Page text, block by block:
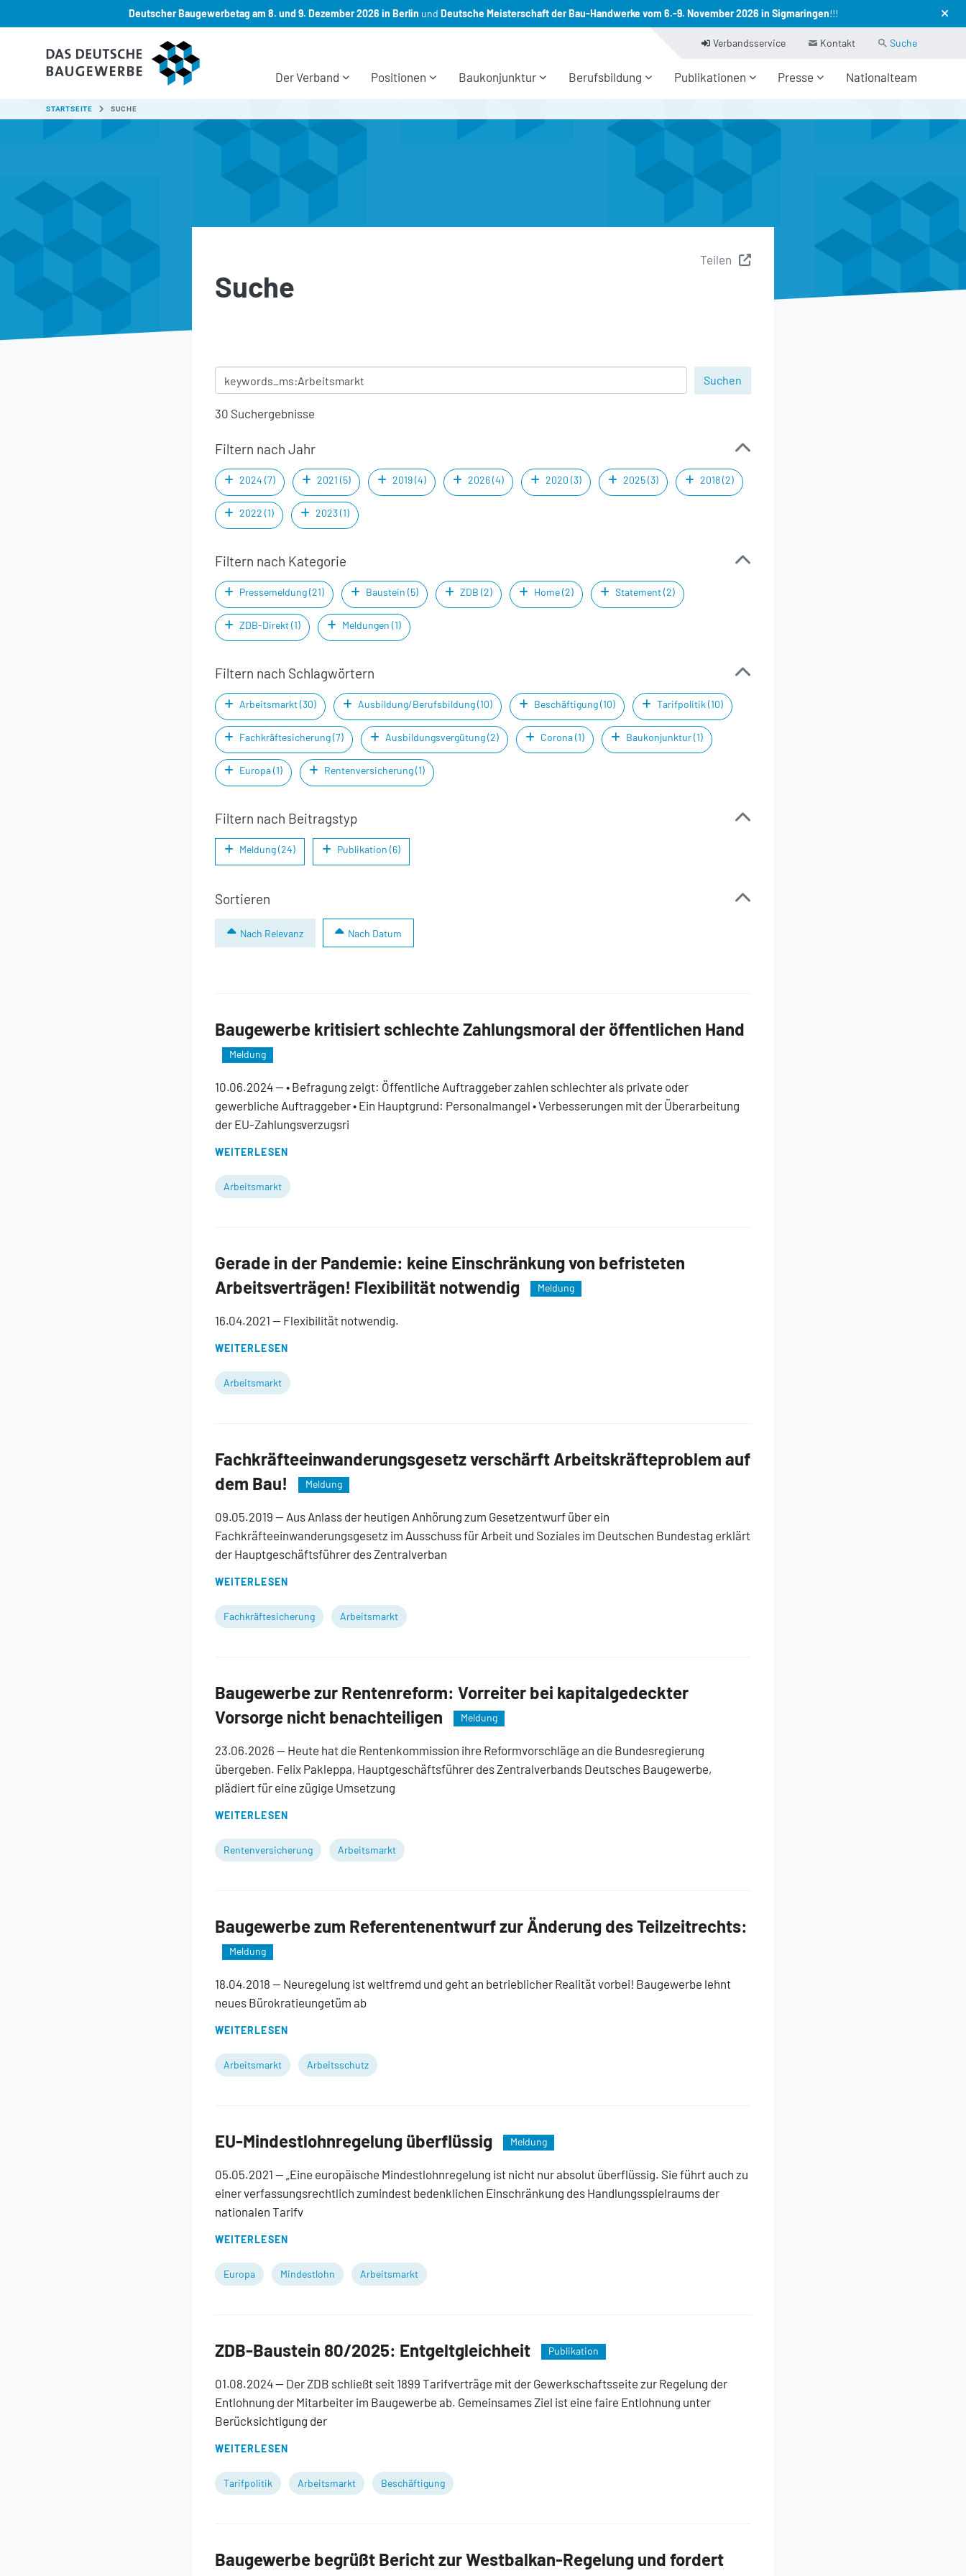
Deutscher Baugewerbetag am 8. und 9. Dezember 2026 in Berlin und Deutsche Meisterschaft der Bau-Handwerke vom 6.-9. November 2026 in Sigmaringen!!!
Der Verband Positionen Baukonjunktur Berufsbildung Publikationen Presse Nationalteam
Verbandsservice Kontakt Suche(current)
SIE SIND HIER:
STARTSEITE SUCHE
Teilen
Suche
30 Suchergebnisse
Filtern nach Jahr
2024 (7) 2021 (5) 2019 (4) 2026 (4) 2020 (3) 2025 (3) 2018 (2)
2022 (1) 2023 (1)
Filtern nach Kategorie
Pressemeldung (21) Baustein (5) ZDB (2) Home (2) Statement (2)
ZDB-Direkt (1) Meldungen (1)
Filtern nach Schlagwörtern
Arbeitsmarkt (30) Ausbildung/Berufsbildung (10) Beschäftigung (10) Tarifpolitik (10)
Fachkräftesicherung (7) Ausbildungsvergütung (2) Corona (1) Baukonjunktur (1)
Europa (1) Rentenversicherung (1)
Filtern nach Beitragstyp
Meldung (24) Publikation (6)
Sortieren
Nach Relevanz Nach Datum
Baugewerbe kritisiert schlechte Zahlungsmoral der öffentlichen Hand
Meldung
10.06.2024— • Befragung zeigt: Öffentliche Auftraggeber zahlen schlechter als private oder
gewerbliche Auftraggeber • Ein Hauptgrund: Personalmangel • Verbesserungen mit der Überarbeitung
der EU-Zahlungsverzugsri
WEITERLESEN
Arbeitsmarkt
Gerade in der Pandemie: keine Einschränkung von befristeten
Arbeitsverträgen! Flexibilität notwendig
Meldung
16.04.2021 — Flexibilität notwendig.
WEITERLESEN
Arbeitsmarkt
Fachkräfteeinwanderungsgesetz verschärft Arbeitskräfteproblem auf
dem Bau!
Meldung
09.05.2019 — Aus Anlass der heutigen Anhörung zum Gesetzentwurf über ein
Fachkräfteeinwanderungsgesetz im Ausschuss für Arbeit und Soziales im Deutschen Bundestag erklärt
der Hauptgeschäftsführer des Zentralverban
WEITERLESEN
Fachkräftesicherung Arbeitsmarkt
Baugewerbe zur Rentenreform: Vorreiter bei kapitalgedeckter
Vorsorge nicht benachteiligen
Meldung
23.06.2026 — Heute hat die Rentenkommission ihre Reformvorschläge an die Bundesregierung
übergeben. Felix Pakleppa, Hauptgeschäftsführer des Zentralverbands Deutsches Baugewerbe,
plädiert für eine zügige Umsetzung
WEITERLESEN
Rentenversicherung Arbeitsmarkt
Baugewerbe zum Referentenentwurf zur Änderung des Teilzeitrechts:
Meldung
18.04.2018 — Neuregelung ist weltfremd und geht an betrieblicher Realität vorbei! Baugewerbe lehnt
neues Bürokratieungetüm ab
WEITERLESEN
Arbeitsmarkt Arbeitsschutz
EU-Mindestlohnregelung überflüssig Meldung
05.05.2021 — „Eine europäische Mindestlohnregelung ist nicht nur absolut überflüssig. Sie führt auch zu
einer verfassungsrechtlich zumindest bedenklichen Einschränkung des Handlungsspielraums der
nationalen Tarifv
WEITERLESEN
Europa Mindestlohn Arbeitsmarkt
ZDB-Baustein 80/2025: Entgeltgleichheit Publikation
01.08.2024— Der ZDB schließt seit 1899 Tarifverträge mit der Gewerkschaftsseite zur Regelung der
Entlohnung der Mitarbeiter im Baugewerbe ab. Gemeinsames Ziel ist eine faire Entlohnung unter
Berücksichtigung der
WEITERLESEN
Tarifpolitik Arbeitsmarkt Beschäftigung
Baugewerbe begrüßt Bericht zur Westbalkan-Regelung und fordert